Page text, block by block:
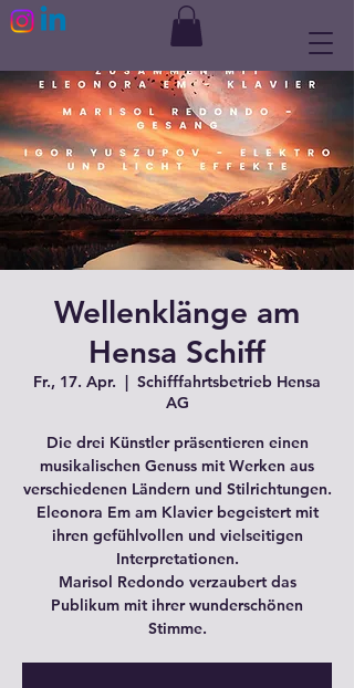
Wellenklänge am
Hensa Schiff
Fr., 17. Apr.
  |
Schifffahrtsbetrieb Hensa
AG
Die drei Künstler präsentieren einen
musikalischen Genuss mit Werken aus
verschiedenen Ländern und Stilrichtungen.
Eleonora Em am Klavier begeistert mit
ihren gefühlvollen und vielseitigen
Interpretationen.
Marisol Redondo verzaubert das
Publikum mit ihrer wunderschönen
Stimme.